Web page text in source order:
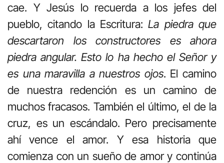
cae. Y Jesús lo recuerda a los jefes del
pueblo, citando la Escritura:La piedra que
descartaron los constructores es ahora
piedra angular. Esto lo ha hecho el Señor y
es una maravilla a nuestros ojos. El camino
de nuestra redención es un camino de
muchos fracasos. También el último, el de la
cruz, es un escándalo. Pero precisamente
ahí vence el amor. Y esa historia que
comienza con un sueño de amor y continúa